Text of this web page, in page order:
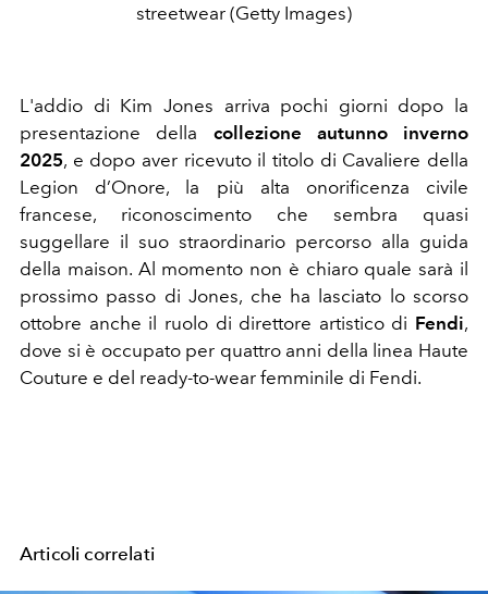
streetwear (Getty Images)
L'addio di Kim Jones arriva pochi giorni dopo la
presentazione della collezione autunno inverno
2025, e dopo aver ricevuto il titolo di Cavaliere della
Legion d’Onore, la più alta onorificenza civile
francese, riconoscimento che sembra quasi
suggellare il suo straordinario percorso alla guida
della maison. Al momento non è chiaro quale sarà il
prossimo passo di Jones, che ha lasciato lo scorso
ottobre anche il ruolo di direttore artistico di Fendi,
dove si è occupato per quattro anni della linea Haute
Couture e del ready-to-wear femminile di Fendi.
Articoli correlati